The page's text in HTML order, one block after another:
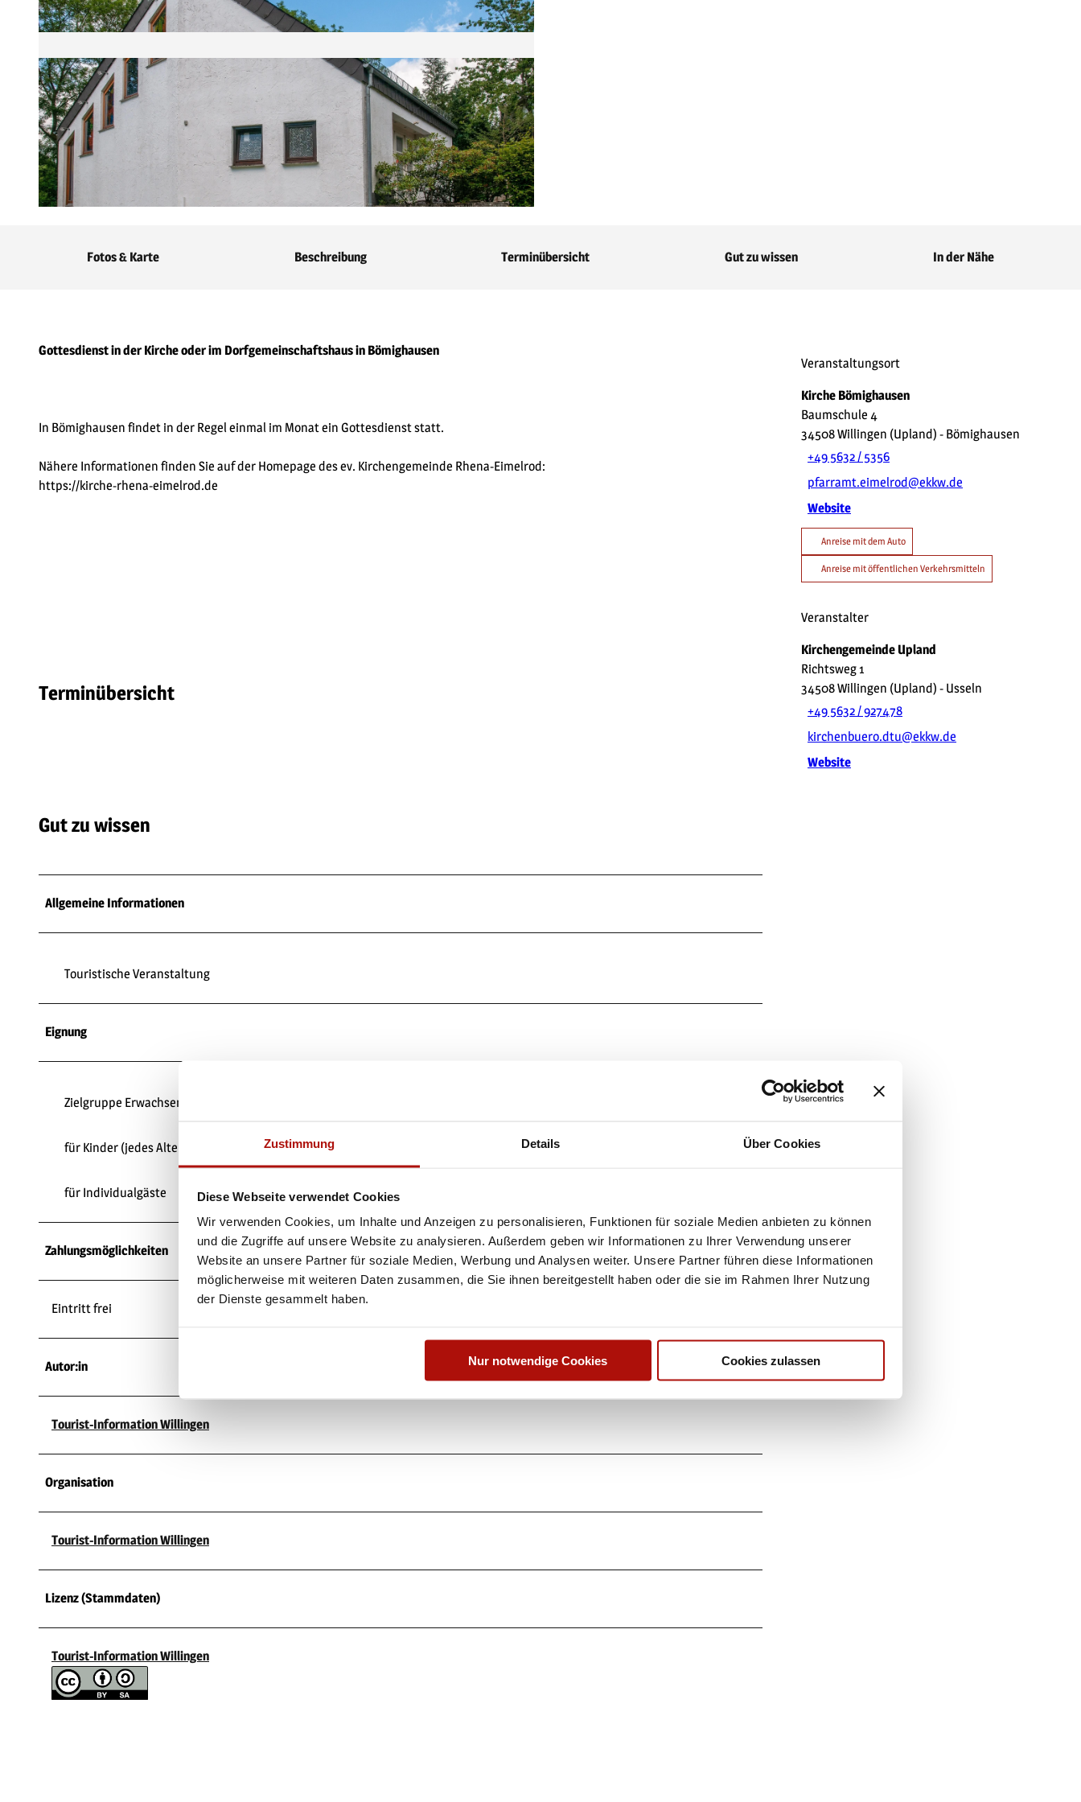
Zustimmung Details Über Cookies
Diese Webseite verwendet Cookies
Wir verwenden Cookies, um Inhalte und Anzeigen zu personalisieren, Funktionen für soziale Medien anbieten zu können
und die Zugriffe auf unsere Website zu analysieren. Außerdem geben wir Informationen zu Ihrer Verwendung unserer
Website an unsere Partner für soziale Medien, Werbung und Analysen weiter. Unsere Partner führen diese Informationen
möglicherweise mit weiteren Daten zusammen, die Sie ihnen bereitgestellt haben oder die sie im Rahmen Ihrer Nutzung
der Dienste gesammelt haben.
Nur notwendige Cookies Cookies zulassen
Fotos & Karte Beschreibung Terminübersicht Gut zu wissen In der Nähe
Gottesdienst in der Kirche oder im Dorfgemeinschaftshaus in Bömighausen
In Bömighausen findet in der Regel einmal im Monat ein Gottesdienst statt.
Nähere Informationen finden Sie auf der Homepage des ev. Kirchengemeinde Rhena-Eimelrod:
https://kirche-rhena-eimelrod.de
Terminübersicht
Gut zu wissen
Allgemeine Informationen
Touristische Veranstaltung
Eignung
Zielgruppe Erwachsene
für Kinder (jedes Alter)
für Individualgäste
Zahlungsmöglichkeiten
Eintritt frei
Autor:in
Tourist-Information Willingen
Organisation
Tourist-Information Willingen
Lizenz (Stammdaten)
Tourist-Information Willingen
Veranstaltungsort
Kirche Bömighausen
Baumschule 4
34508Willingen (Upland) - Bömighausen
+49 5632 / 5356
pfarramt.eimelrod@ekkw.de
Website
Anreise mit dem Auto
Anreise mit öffentlichen Verkehrsmitteln
Veranstalter
Kirchengemeinde Upland
Richtsweg 1
34508Willingen (Upland) - Usseln
+49 5632 / 927478
kirchenbuero.dtu@ekkw.de
Website